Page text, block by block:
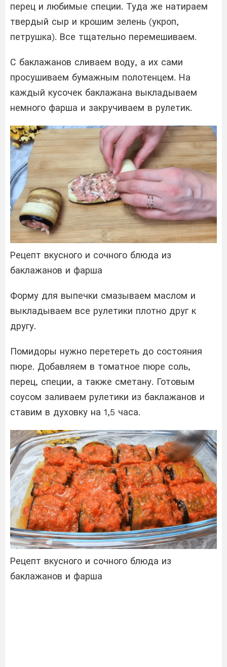
перец и любимые специи. Туда же натираем
твердый сыр и крошим зелень (укроп,
петрушка). Все тщательно перемешиваем.
С баклажанов сливаем воду, а их сами
просушиваем бумажным полотенцем. На
каждый кусочек баклажана выкладываем
немного фарша и закручиваем в рулетик.
Рецепт вкусного и сочного блюда из
баклажанов и фарша
Форму для выпечки смазываем маслом и
выкладываем все рулетики плотно друг к
другу.
Помидоры нужно перетереть до состояния
пюре. Добавляем в томатное пюре соль,
перец, специи, а также сметану. Готовым
соусом заливаем рулетики из баклажанов и
ставим в духовку на 1,5 часа.
Рецепт вкусного и сочного блюда из
баклажанов и фарша